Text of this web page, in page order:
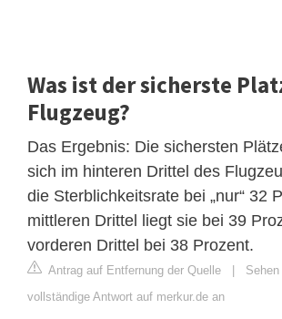
Was ist der sicherste
Flugzeug?
Das Ergebnis: Die sichersten
sich im hinteren Drittel des
die Sterblichkeitsrate bei „nur“ 32
mittleren Drittel liegt sie bei 39
vorderen Drittel bei 38 Prozent.
Antrag auf Entfernung der Quelle |
vollständige Antwort auf merkur.de an